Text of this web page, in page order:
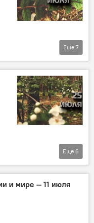
Еще 7
Еще 6
и мире — 11 июля